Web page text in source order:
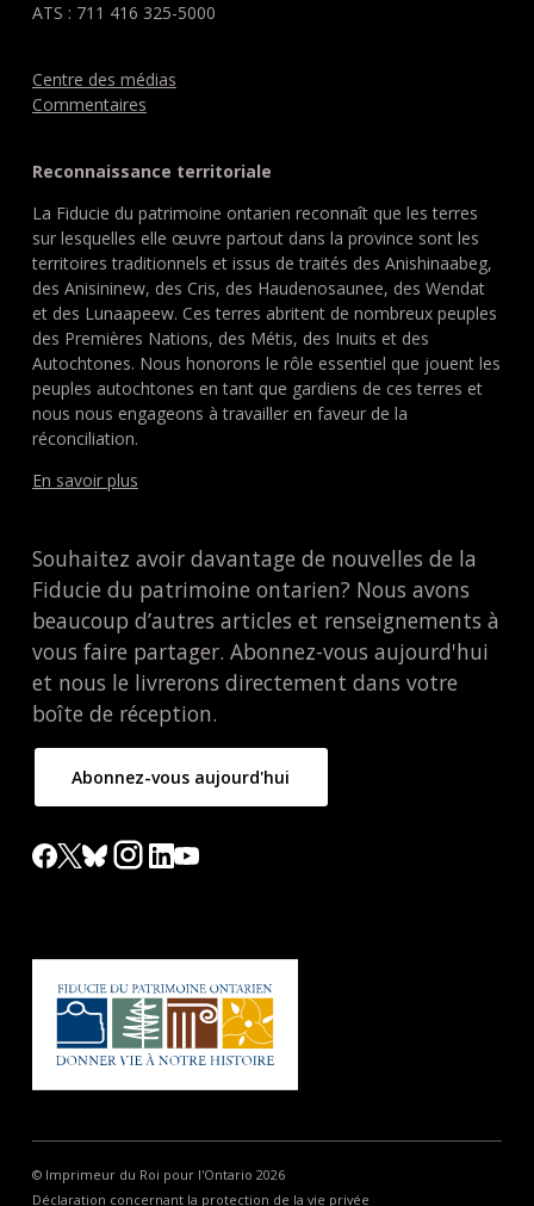
ATS : 711 416 325-5000
Centre des médias
Commentaires
Reconnaissance territoriale
La Fiducie du patrimoine ontarien reconnaît que les terres
sur lesquelles elle œuvre partout dans la province sont les
territoires traditionnels et issus de traités des Anishinaabeg,
des Anisininew, des Cris, des Haudenosaunee, des Wendat
et des Lunaapeew. Ces terres abritent de nombreux peuples
des Premières Nations, des Métis, des Inuits et des
Autochtones. Nous honorons le rôle essentiel que jouent les
peuples autochtones en tant que gardiens de ces terres et
nous nous engageons à travailler en faveur de la
réconciliation.
En savoir plus
Souhaitez avoir davantage de nouvelles de la
Fiducie du patrimoine ontarien? Nous avons
beaucoup d’autres articles et renseignements à
vous faire partager. Abonnez-vous aujourd'hui
et nous le livrerons directement dans votre
boîte de réception.
Abonnez-vous aujourd'hui
© Imprimeur du Roi pour l'Ontario 2026
Déclaration concernant la protection de la vie privée